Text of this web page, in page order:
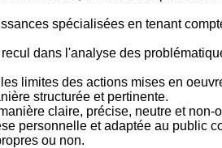
spécialisées en tenant
dans l'analyse des
limites des actions mises en
structurée et pertinente.
claire, précise, neutre et non-
personnelle et adaptée au public
ou non.